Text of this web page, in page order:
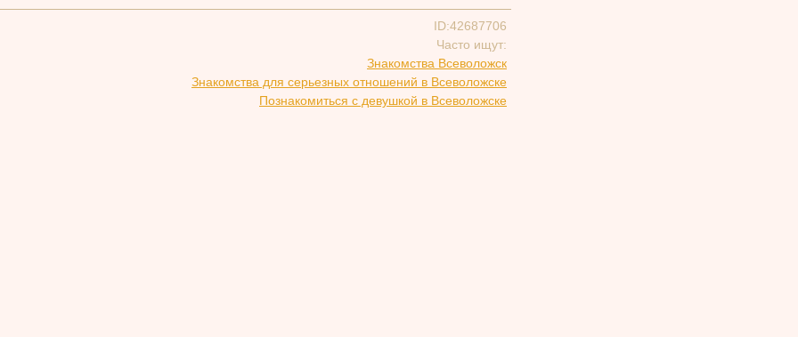
ID:42687706
Часто ищут:
Знакомства Всеволожск
Знакомства для серьезных отношений в Всеволожске
Познакомиться с девушкой в Всеволожске